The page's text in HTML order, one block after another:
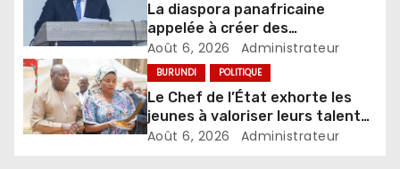
La diaspora panafricaine
appelée à créer des
mécanismes favorisant
l’investissement dans les pays
d’origine
Août 6, 2026 Administrateur
BURUNDI POLITIQUE
Le Chef de l’État exhorte les
jeunes à valoriser leurs talents
pour accélérer le
Août 6, 2026 Administrateur